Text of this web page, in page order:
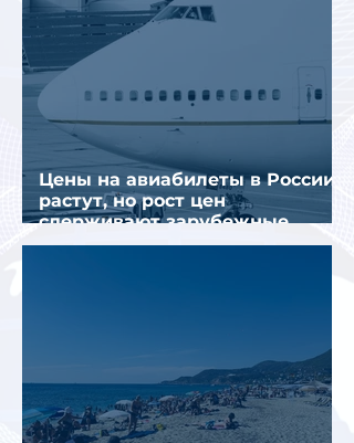
Цены на авиабилеты в России
растут, но рост цен
сдерживают зарубежные
конкуренты